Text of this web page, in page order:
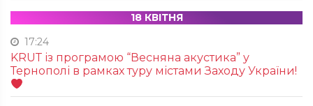
18 КВІТНЯ
17:24
KRUТ із програмою “Весняна акустика” у
Тернополі в рамках туру містами Заходу України!